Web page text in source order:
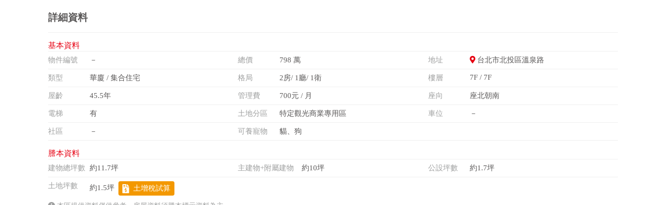
詳細資料
基本資料
物件編號 － 總價 798 萬 地址 台北市北投區溫泉路
類型 華廈 / 集合住宅 格局 2房/ 1廳/ 1衛 樓層 7F / 7F
屋齡 45.5年 管理費 700元 / 月 座向 座北朝南
電梯 有 土地分區 特定觀光商業專用區 車位 －
社區 － 可養寵物 貓、狗
謄本資料
建物總坪數 約11.7坪 主建物+附屬建物 約10坪 公設坪數 約1.7坪
土地坪數 約1.5坪 土增稅試算